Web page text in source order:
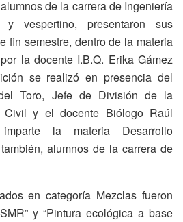
de la carrera de Ingeniería
vespertino, presentaron sus
fin semestre, dentro de la materia
la docente I.B.Q. Erika Gámez
se realizó en presencia del
Toro, Jefe de División de la
Civil y el docente Biólogo Raúl
la materia Desarrollo
alumnos de la carrera de
en categoría Mezclas fueron
y “Pintura ecológica a base